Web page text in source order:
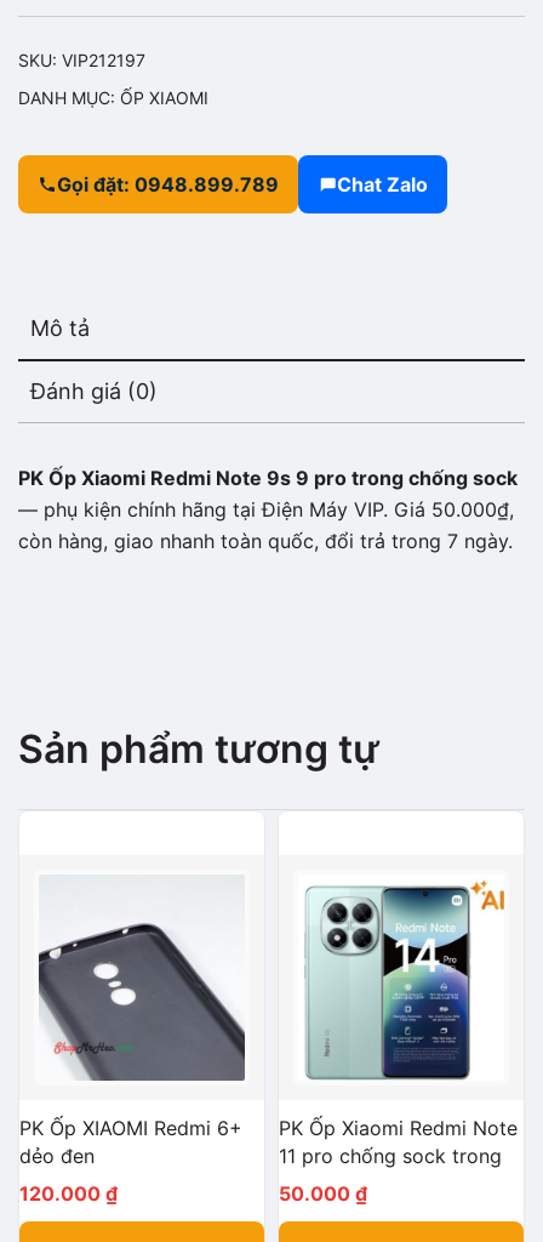
SKU: VIP212197
DANH MỤC: ỐP XIAOMI
Gọi đặt: 0948.899.789 Chat Zalo
Mô tả
Đánh giá (0)
PK Ốp Xiaomi Redmi Note 9s 9 pro trong chống sock
— phụ kiện chính hãng tại Điện Máy VIP. Giá 50.000₫,
còn hàng, giao nhanh toàn quốc, đổi trả trong 7 ngày.
Sản phẩm tương tự
PK Ốp XIAOMI Redmi 6+
dẻo đen
120.000 ₫
PK Ốp Xiaomi Redmi Note
11 pro chống sock trong
50.000 ₫